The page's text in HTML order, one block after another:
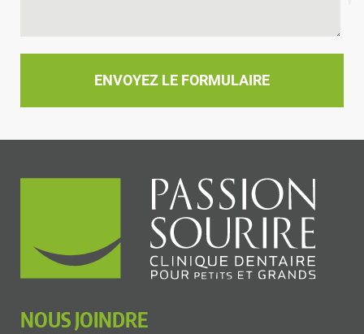
NOUS JOINDRE